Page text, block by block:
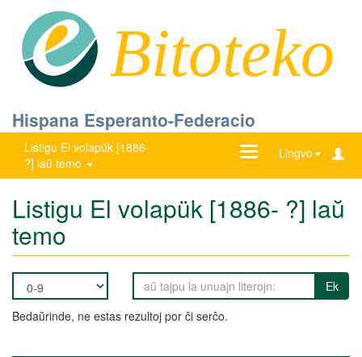
Bitoteko
Hispana Esperanto-Federacio
Listigu El volapük [1886-
?] laŭ temo
Lingvo
Ŝanĝu
Listigu El volapük [1886- ?] laŭ
temo
Ek
Bedaŭrinde, ne estas rezultoj por ĉi serĉo.